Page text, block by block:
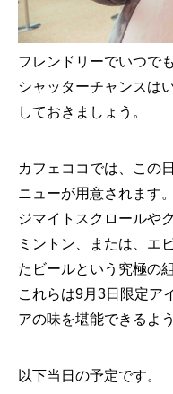
フレンドリーでいつで
シャッターチャンスは
しておきましょう。
カフェココでは、この
ニューが用意されます
ジマイトスクロールや
ミントン、または、エ
たビールという究極の
これらは9月3日限定ア
アの味を堪能できるよ
以下当日の予定です。